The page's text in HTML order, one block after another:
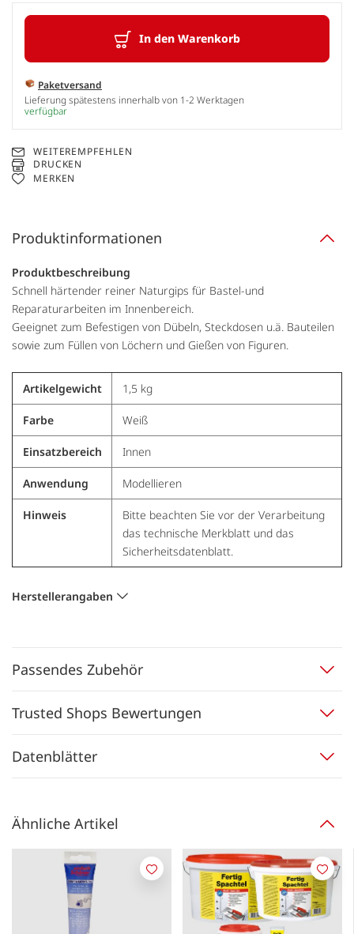
In den Warenkorb
Paketversand
Lieferung spätestens innerhalb von 1-2 Werktagen
verfügbar
WEITEREMPFEHLEN
DRUCKEN
MERKEN
Produktinformationen
Produktbeschreibung
Schnell härtender reiner Naturgips für Bastel-und
Reparaturarbeiten im Innenbereich.
Geeignet zum Befestigen von Dübeln, Steckdosen u.ä. Bauteilen
sowie zum Füllen von Löchern und Gießen von Figuren.
Artikelgewicht 1,5 kg
Farbe Weiß
Einsatzbereich Innen
Anwendung Modellieren
Hinweis
Bitte beachten Sie vor der Verarbeitung
das technische Merkblatt und das
Sicherheitsdatenblatt.
Herstellerangaben
Passendes Zubehör
Trusted Shops Bewertungen
Datenblätter
Ähnliche Artikel
Merken